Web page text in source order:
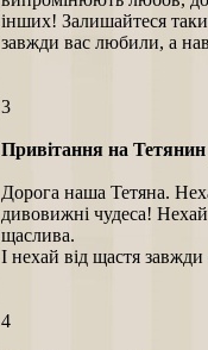
інших! Залишайтеся
завжди вас любили, а
3
Привітання на Тетянин
Дорога наша Тетяна.
дивовижні чудеса!
щаслива.
І нехай від щастя завжди
4